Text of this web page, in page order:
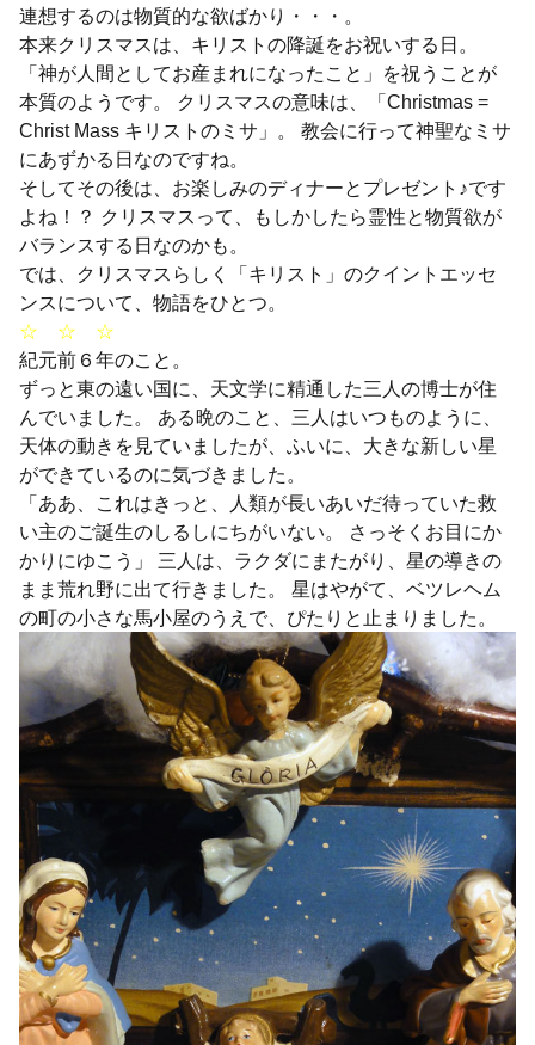
連想するのは物質的な欲ばかり・・・。
本来クリスマスは、キリストの降誕をお祝いする日。
「神が人間としてお産まれになったこと」を祝うことが
本質のようです。 クリスマスの意味は、「Christmas =
Christ Mass キリストのミサ」。 教会に行って神聖なミサ
にあずかる日なのですね。
そしてその後は、お楽しみのディナーとプレゼント♪です
よね！？ クリスマスって、もしかしたら霊性と物質欲が
バランスする日なのかも。
では、クリスマスらしく「キリスト」のクイントエッセ
ンスについて、物語をひとつ。
☆ ☆ ☆
紀元前６年のこと。
ずっと東の遠い国に、天文学に精通した三人の博士が住
んでいました。 ある晩のこと、三人はいつものように、
天体の動きを見ていましたが、ふいに、大きな新しい星
ができているのに気づきました。
「ああ、これはきっと、人類が長いあいだ待っていた救
い主のご誕生のしるしにちがいない。 さっそくお目にか
かりにゆこう」 三人は、ラクダにまたがり、星の導きの
まま荒れ野に出て行きました。 星はやがて、ベツレヘム
の町の小さな馬小屋のうえで、ぴたりと止まりました。